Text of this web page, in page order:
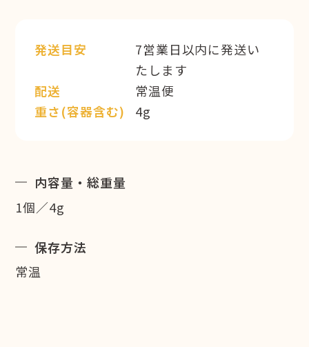
発送目安
7営業日以内に発送い
たします
配送
常温便
重さ(容器含む)
4g
内容量・総重量
1個／4g
保存方法
常温